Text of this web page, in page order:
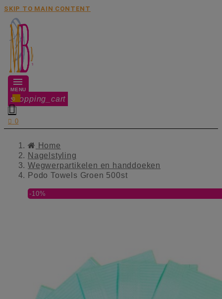
SKIP TO MAIN CONTENT
MENU
shopping_cart
0

 0
Home
Nagelstyling
Wegwerpartikelen en handdoeken
Podo Towels Groen 500st
-10%